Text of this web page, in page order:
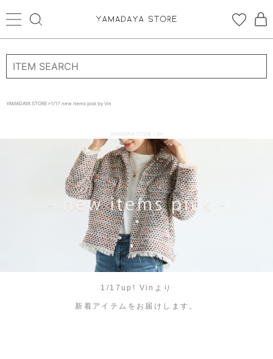
ログイン 新規会員登録
CATEGORYから探す
STORE BRAND・LABELから探す
すべての商品
YAMADAYA STORE >1/17 new items pick by Vin
YAMADAYA STORE / Vin
1/17up! Vinより
新着アイテムをお届けします。